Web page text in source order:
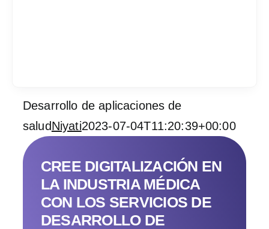
Services
Contratar
Acerca de IT
Desarrollo de aplicaciones de
saludNiyati2023-07-04T11:20:39+00:00
CREE DIGITALIZACIÓN EN
LA INDUSTRIA MÉDICA
CON LOS SERVICIOS DE
DESARROLLO DE